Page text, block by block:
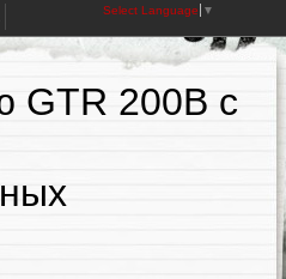
Select Language ▼
GTR 200B с